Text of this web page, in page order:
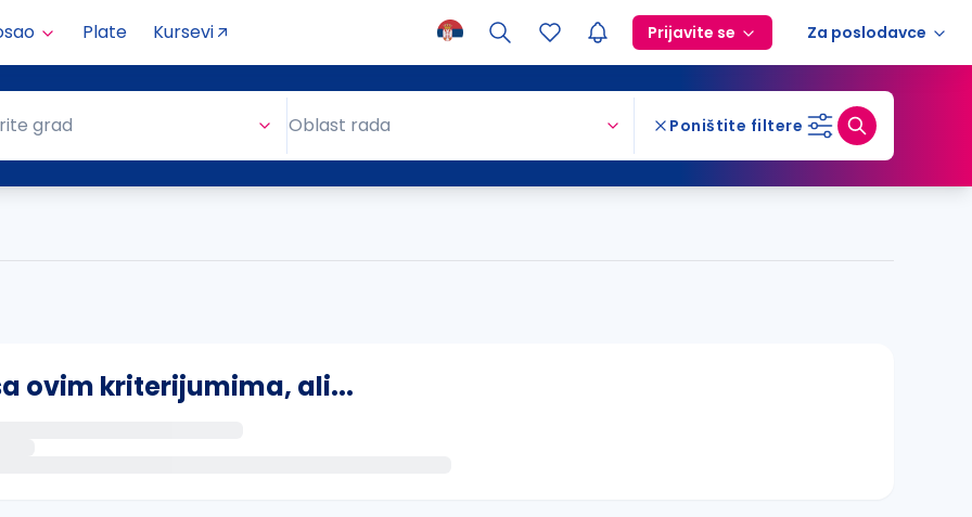
Plate Kursevi Prijavite se Za poslodavce
grad Oblast rada Poništite filtere
ovim kriterijumima, ali...